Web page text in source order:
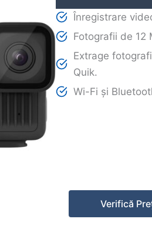
Înregistrare
Fotografii de 12
Extrage
Quik.
Wi-Fi și
Verifică